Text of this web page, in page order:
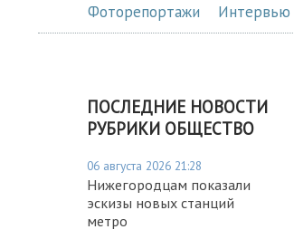
Фоторепортажи Интервью
ПОСЛЕДНИЕ НОВОСТИ
РУБРИКИ ОБЩЕСТВО
06 августа 2026 21:28
Нижегородцам показали
эскизы новых станций
метро